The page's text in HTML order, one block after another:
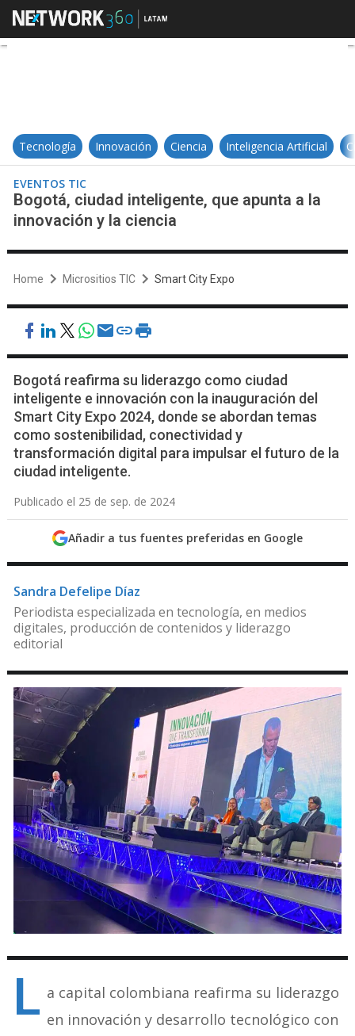
Bogotá, ciudad inteligente, que
Tecnología Innovación Ciencia Inteligencia Artificial
EVENTOS TIC
Bogotá, ciudad inteligente, que apunta a la
innovación y la ciencia
Home Micrositios TIC Smart City Expo
Bogotá reafirma su liderazgo como ciudad
inteligente e innovación con la inauguración del
Smart City Expo 2024, donde se abordan temas
como sostenibilidad, conectividad y
transformación digital para impulsar el futuro de la
ciudad inteligente.
Publicado el 25 de sep. de 2024
Añadir a tus fuentes preferidas en Google
Sandra Defelipe Díaz
Periodista especializada en tecnología, en medios
digitales, producción de contenidos y liderazgo
editorial
L a capital colombiana reafirma su liderazgo
en innovación y desarrollo tecnológico con